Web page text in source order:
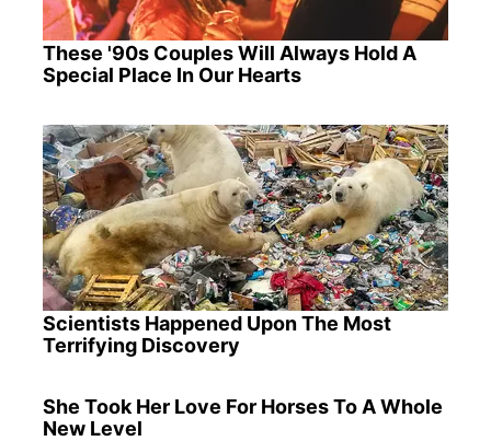
These '90s Couples Will Always Hold A
Special Place In Our Hearts
Scientists Happened Upon The Most
Terrifying Discovery
She Took Her Love For Horses To A Whole
New Level